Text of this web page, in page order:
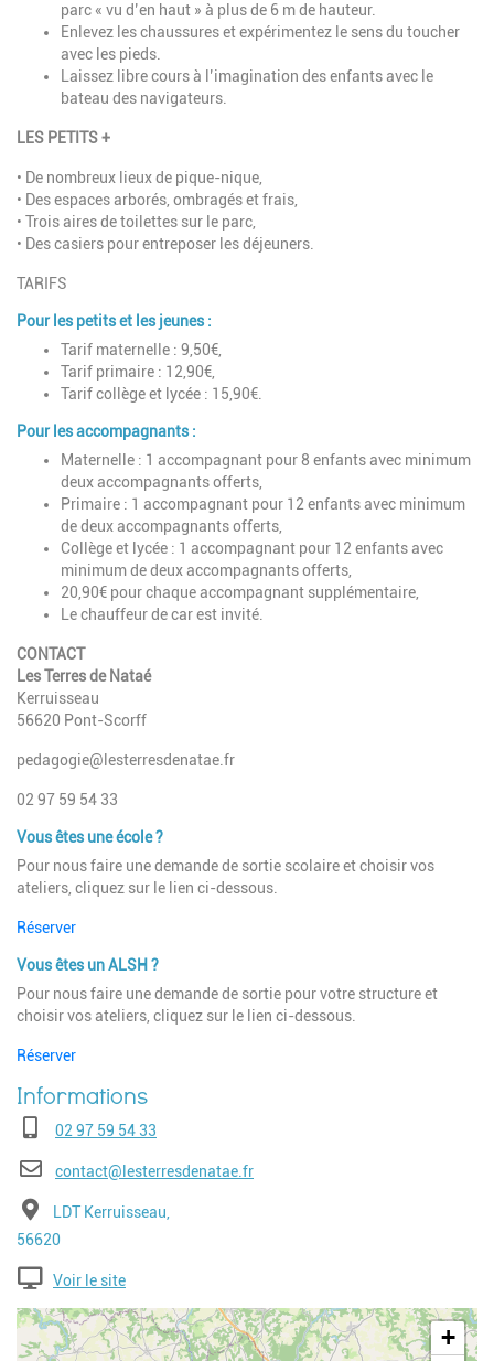
parc « vu d’en haut » à plus de 6 m de hauteur.
Enlevez les chaussures et expérimentez le sens du toucher
avec les pieds.
Laissez libre cours à l’imagination des enfants avec le
bateau des navigateurs.
LES PETITS +
• De nombreux lieux de pique-nique,
• Des espaces arborés, ombragés et frais,
• Trois aires de toilettes sur le parc,
• Des casiers pour entreposer les déjeuners.
TARIFS
Pour les petits et les jeunes :
Tarif maternelle : 9,50€,
Tarif primaire : 12,90€,
Tarif collège et lycée : 15,90€.
Pour les accompagnants :
Maternelle : 1 accompagnant pour 8 enfants avec minimum
deux accompagnants offerts,
Primaire : 1 accompagnant pour 12 enfants avec minimum
de deux accompagnants offerts,
Collège et lycée : 1 accompagnant pour 12 enfants avec
minimum de deux accompagnants offerts,
20,90€ pour chaque accompagnant supplémentaire,
Le chauffeur de car est invité.
CONTACT
Les Terres de Nataé
Kerruisseau
56620 Pont-Scorff
pedagogie@lesterresdenatae.fr
02 97 59 54 33
Vous êtes une école ?
Pour nous faire une demande de sortie scolaire et choisir vos
ateliers, cliquez sur le lien ci-dessous.
Réserver
Vous êtes un ALSH ?
Pour nous faire une demande de sortie pour votre structure et
choisir vos ateliers, cliquez sur le lien ci-dessous.
Réserver
Téléphone02 97 59 54 33
E-mailcontact@lesterresdenatae.fr
AdresseLDT Kerruisseau,
Code postal
56620
Voir le site
Geolocalisation
+